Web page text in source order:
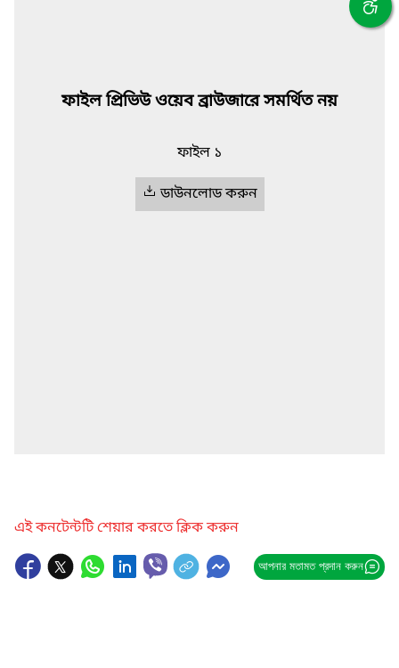
ফাইল প্রিভিউ ওয়েব ব্রাউজারে সমর্থিত নয়
ফাইল ১
ডাউনলোড করুন
এই কনটেন্টটি শেয়ার করতে ক্লিক করুন
আপনার মতামত প্রদান করুন